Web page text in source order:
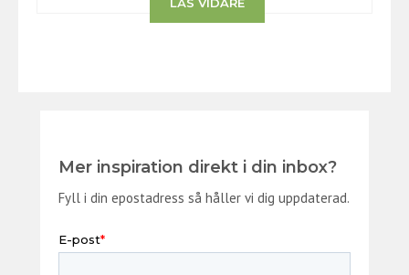
Mer inspiration direkt i din inbox?
Fyll i din epostadress så håller vi dig uppdaterad.